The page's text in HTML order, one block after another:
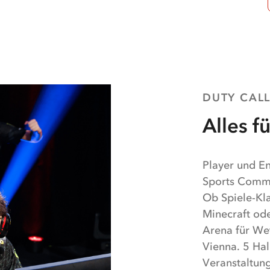
DUTY
Alles
Player und
Sports
Ob Spiele-
Minecraft
Arena für
Vienna. 5